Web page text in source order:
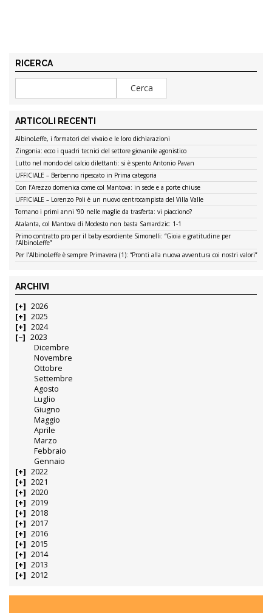
RICERCA
ARTICOLI RECENTI
AlbinoLeffe, i formatori del vivaio e le loro dichiarazioni
Zingonia: ecco i quadri tecnici del settore giovanile agonistico
Lutto nel mondo del calcio dilettanti: si è spento Antonio Pavan
UFFICIALE – Berbenno ripescato in Prima categoria
Con l’Arezzo domenica come col Mantova: in sede e a porte chiuse
UFFICIALE – Lorenzo Poli è un nuovo centrocampista del Villa Valle
Tornano i primi anni ’90 nelle maglie da trasferta: vi piacciono?
Atalanta, col Mantova di Modesto non basta Samardzic: 1-1
Primo contratto pro per il baby esordiente Simonelli: “Gioia e gratitudine per
l’AlbinoLeffe”
Per l’AlbinoLeffe è sempre Primavera (1): “Pronti alla nuova avventura coi nostri valori”
ARCHIVI
2026
2025
2024
2023
Dicembre
Novembre
Ottobre
Settembre
Agosto
Luglio
Giugno
Maggio
Aprile
Marzo
Febbraio
Gennaio
2022
2021
2020
2019
2018
2017
2016
2015
2014
2013
2012